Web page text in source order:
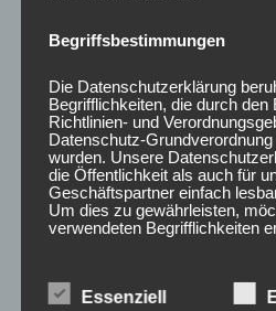
Bewertet
mit
Begriffsbestimmungen
Die Datenschutzerklärung
Begrifflichkeiten, die durch den
Richtlinien- und
Datenschutz-
wurden. Unsere
die Öffentlichkeit als auch für
Geschäftspartner einfach
Um dies zu gewährleisten,
verwendeten Begrifflichkeiten
Wir verwenden in dieser
unter anderem die
Essenziell